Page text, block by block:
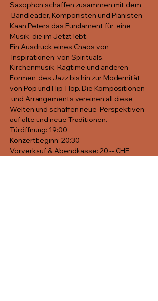
Saxophon schaffen zusammen mit dem
Bandleader, Komponisten und Pianisten
Kaan Peters das Fundament für  eine
Musik, die im Jetzt lebt.
Ein Ausdruck eines Chaos von
Inspirationen: von Spirituals,
Kirchenmusik, Ragtime und anderen
Formen  des Jazz bis hin zur Modernität
von Pop und Hip-Hop. Die Kompositionen
und Arrangements vereinen all diese
Welten und schaffen neue  Perspektiven
auf alte und neue Traditionen.
Türöffnung: 19:00
Konzertbeginn: 20:30
Vorverkauf & Abendkasse: 20.-- CHF